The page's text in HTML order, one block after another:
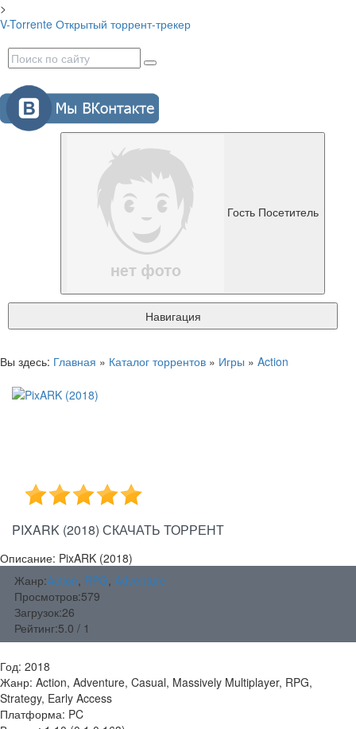
>
V-Torrente Открытый торрент-трекер
Гость Посетитель
Навигация
Вы здесь: Главная » Каталог торрентов » Игры » Action
PIXARK (2018) СКАЧАТЬ ТОРРЕНТ
Описание: PixARK (2018)
Жанр:Action, RPG, Adventure
Просмотров:579
Загрузок:26
Рейтинг:5.0 / 1
Год: 2018
Жанр: Action, Adventure, Casual, Massively Multiplayer, RPG,
Strategy, Early Access
Платформа: PC